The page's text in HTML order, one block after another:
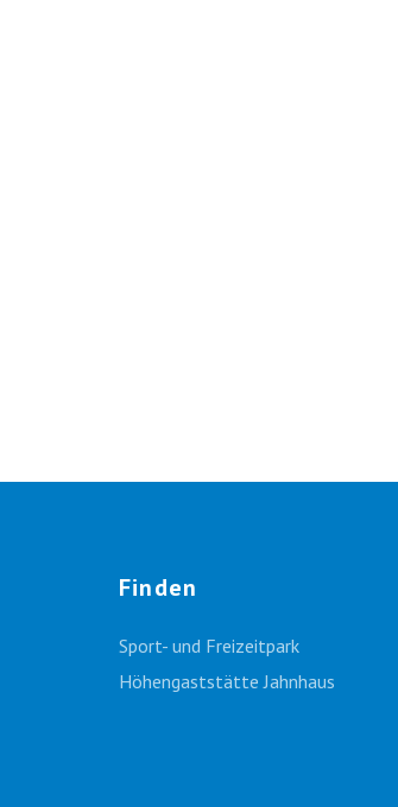
Finden
Sport- und Freizeitpark
Höhengaststätte Jahnhaus